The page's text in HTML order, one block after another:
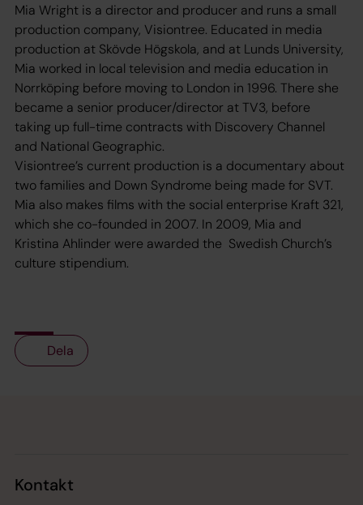
Mia Wright is a director and producer and runs a small
production company, Visiontree. Educated in media
production at Skövde Högskola, and at Lunds University,
Mia worked in local television and media education in
Norrköping before moving to London in 1996. There she
became a senior producer/director at TV3, before
taking up full-time contracts with Discovery Channel
and National Geographic.
Visiontree’s current production is a documentary about
two families and Down Syndrome being made for SVT.
Mia also makes films with the social enterprise Kraft 321,
which she co-founded in 2007. In 2009, Mia and
Kristina Ahlinder were awarded the Swedish Church’s
culture stipendium.
Dela
Kontakt